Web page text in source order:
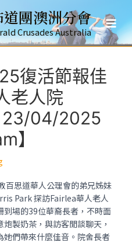
團澳洲分會
Crusades Australia
Main
復活節報佳
老人院
23/04/2025
】
百思道華人公理會的弟兄姊妹
Park 探訪Fairlea華人老人
到場的39位華裔長者，不時面
製奶茶，與訪客閒談聊天，
們帶來什麼佳音。院舍長者